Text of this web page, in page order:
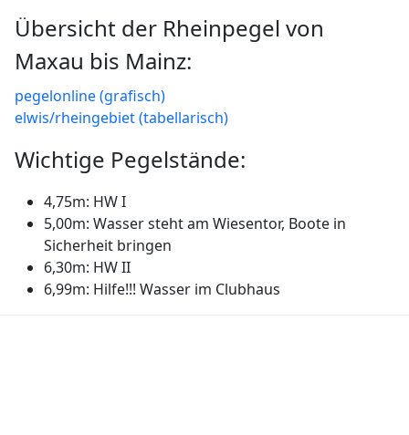
Übersicht der Rheinpegel von
Maxau bis Mainz:
pegelonline (grafisch)
elwis/rheingebiet (tabellarisch)
Wichtige Pegelstände:
4,75m: HW I
5,00m: Wasser steht am Wiesentor, Boote in
Sicherheit bringen
6,30m: HW II
6,99m: Hilfe!!! Wasser im Clubhaus